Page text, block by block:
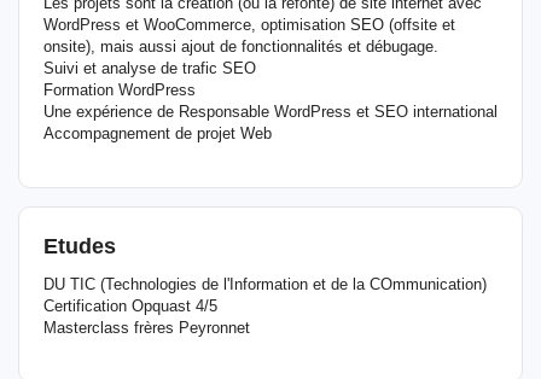
WordPress et WooCommerce, optimisation SEO (offsite et
onsite), mais aussi ajout de fonctionnalités et débugage.
Suivi et analyse de trafic SEO
Formation WordPress
Une expérience de Responsable WordPress et SEO international
Accompagnement de projet Web
Etudes
DU TIC (Technologies de l'Information et de la COmmunication)
Certification Opquast 4/5
Masterclass frères Peyronnet